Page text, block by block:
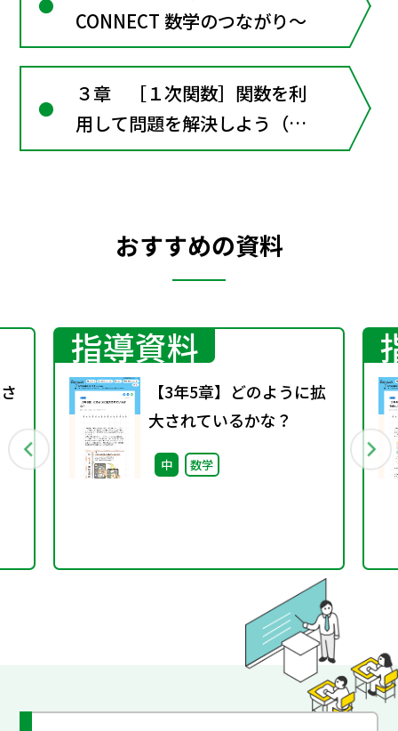
CONNECT 数学のつながり～
３章 ［１次関数］関数を利
用して問題を解決しよう（章
全体にかかわる資料）
おすすめの資料
指導資料
【3年5章】どのように拡
大されているかな？
中 数学